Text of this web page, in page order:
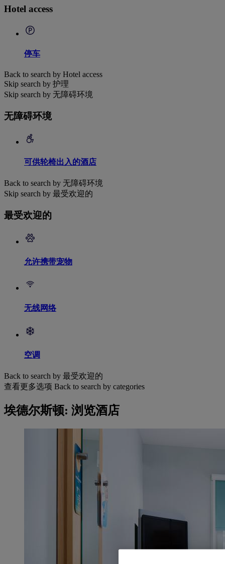
Hotel access
停车
Back to search by Hotel access
Skip search by 护理
Skip search by 无障碍环境
无障碍环境
可供轮椅出入的酒店
Back to search by 无障碍环境
Skip search by 最受欢迎的
最受欢迎的
允许携带宠物
无线网络
空调
Back to search by 最受欢迎的
查看更多选项 Back to search by categories
埃德尔斯顿: 浏览酒店